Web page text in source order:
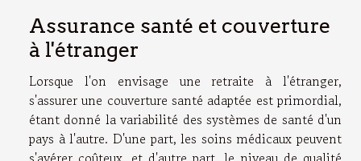
Assurance santé et couverture
à l'étranger
Lorsque l'on envisage une retraite à l'étranger,
s'assurer une couverture santé adaptée est primordial,
étant donné la variabilité des systèmes de santé d'un
pays à l'autre. D'une part, les soins médicaux peuvent